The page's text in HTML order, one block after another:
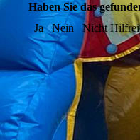
Haben Sie das
Ja
Nein Nicht